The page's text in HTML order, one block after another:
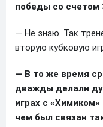
победы со счетом
— Не знаю. Так
вторую кубковую
— В то же время
дважды делали
играх с
чем был связан